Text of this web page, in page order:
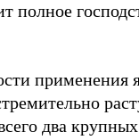
полное
применения
два